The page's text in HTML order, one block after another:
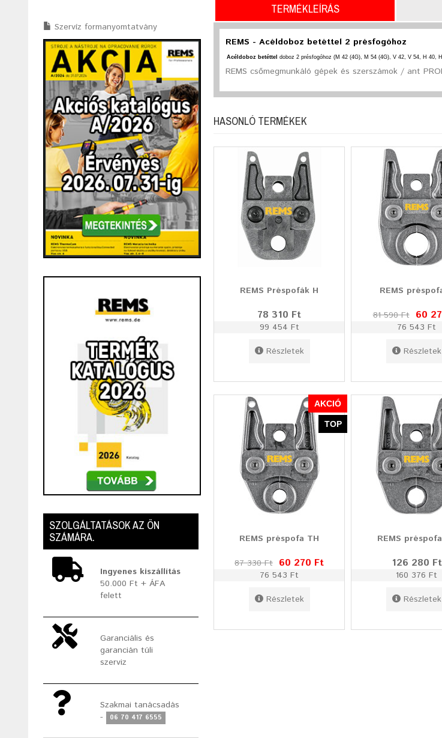
Szervíz formanyomtatvány
SZOLGÁLTATÁSOK AZ ÖN
SZÁMÁRA.
Ingyenes kiszállítás
50.000 Ft + ÁFA
felett
Garanciális és
garancián túli
szerviz
Szakmai tanácsadás
-
06 70 417 6555
TERMÉKLEÍRÁS
REMS - Acéldoboz betéttel 2 présfogóhoz
Acéldoboz betéttel doboz 2 présfogóhoz (M 42 (4G), M 54 (4G), V 42, V 54, H 40,
REMS csőmegmunkáló gépek és szerszámok / ant
HASONLÓ TERMÉKEK
REMS Préspofák H
78 310 Ft
99 454 Ft
Részletek
REMS
81 590 Ft 60
76 543 Ft
Részletek
AKCIÓ
TOP
REMS préspofa TH
87 330 Ft 60 270 Ft
76 543 Ft
Részletek
REMS
126 280 Ft
160 376 Ft
Részletek